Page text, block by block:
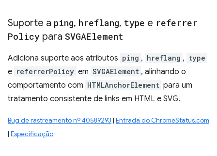
Suporte a ping, hreflang, type e referrer
Policy para SVGAElement
Adiciona suporte aos atributos ping , hreflang , type
e referrerPolicy em SVGAElement , alinhando o
comportamento com HTMLAnchorElement para um
tratamento consistente de links em HTML e SVG.
Bug de rastreamento nº 40589293 | Entrada do ChromeStatus.com
| Especificação